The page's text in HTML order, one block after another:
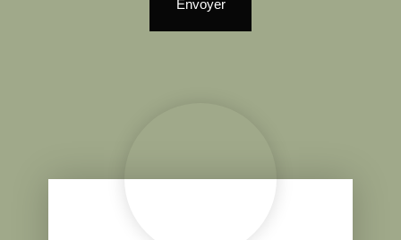
Envoyer